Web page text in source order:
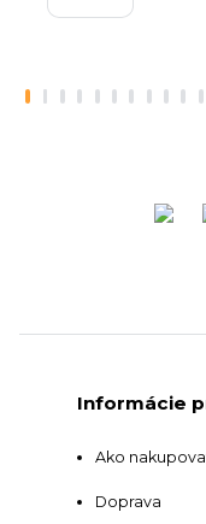
Informácie
Ako
Doprava